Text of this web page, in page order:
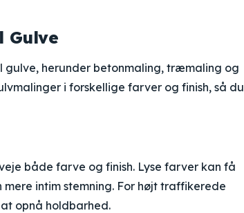
Gulve
gulve, herunder betonmaling, træmaling og
i forskellige farver og finish, så du
både farve og finish. Lyse farver kan få
intim stemning. For højt traffikerede
opnå holdbarhed.